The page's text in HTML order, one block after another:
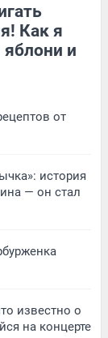
Как я
и
от
история
— он стал
известно о
на концерте